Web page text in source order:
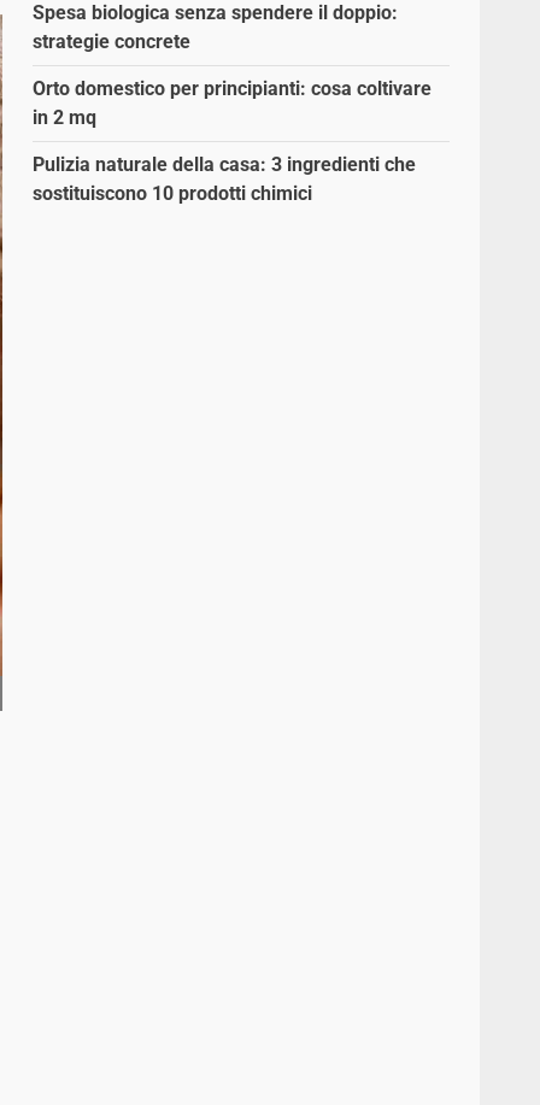
Spesa biologica senza spendere il doppio:
strategie concrete
Orto domestico per principianti: cosa coltivare
in 2 mq
Pulizia naturale della casa: 3 ingredienti che
sostituiscono 10 prodotti chimici